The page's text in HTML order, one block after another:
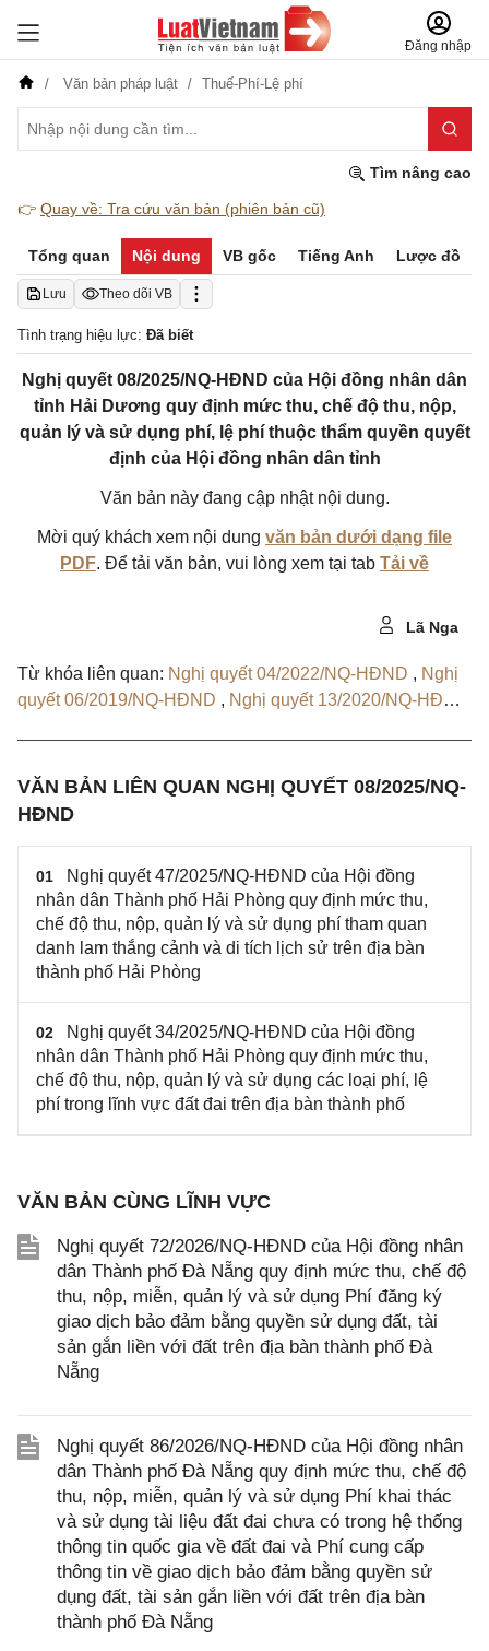
Đăng nhập
Văn bản pháp luật Thuế-Phí-Lệ phí
Tìm nâng cao
👉 Quay về: Tra cứu văn bản (phiên bản cũ)
Tổng quan Nội dung VB gốc Tiếng Anh Lược đồ
Lưu Theo dõi VB
Tình trạng hiệu lực: Đã biết
Nghị quyết 08/2025/NQ-HĐND của Hội đồng nhân dân
tỉnh Hải Dương quy định mức thu, chế độ thu, nộp,
quản lý và sử dụng phí, lệ phí thuộc thẩm quyền quyết
định của Hội đồng nhân dân tỉnh
Văn bản này đang cập nhật nội dung.
Mời quý khách xem nội dung văn bản dưới dạng file
PDF. Để tải văn bản, vui lòng xem tại tab Tải về
Lã Nga
Từ khóa liên quan: Nghị quyết 04/2022/NQ-HĐND , Nghị
quyết 06/2019/NQ-HĐND , Nghị quyết 13/2020/NQ-HĐND
27/2024/NQ-HĐND, Nghị quyết 34/2025/NQ-HĐND,
Nghị quyết 47/2025/NQ-HĐND
VĂN BẢN LIÊN QUAN NGHỊ QUYẾT 08/2025/NQ-
HĐND
01
Nghị quyết 47/2025/NQ-HĐND của Hội đồng
nhân dân Thành phố Hải Phòng quy định mức thu,
chế độ thu, nộp, quản lý và sử dụng phí tham quan
danh lam thắng cảnh và di tích lịch sử trên địa bàn
thành phố Hải Phòng
02
Nghị quyết 34/2025/NQ-HĐND của Hội đồng
nhân dân Thành phố Hải Phòng quy định mức thu,
chế độ thu, nộp, quản lý và sử dụng các loại phí, lệ
phí trong lĩnh vực đất đai trên địa bàn thành phố
VĂN BẢN CÙNG LĨNH VỰC
Nghị quyết 72/2026/NQ-HĐND của Hội đồng nhân
dân Thành phố Đà Nẵng quy định mức thu, chế độ
thu, nộp, miễn, quản lý và sử dụng Phí đăng ký
giao dịch bảo đảm bằng quyền sử dụng đất, tài
sản gắn liền với đất trên địa bàn thành phố Đà
Nẵng
Nghị quyết 86/2026/NQ-HĐND của Hội đồng nhân
dân Thành phố Đà Nẵng quy định mức thu, chế độ
thu, nộp, miễn, quản lý và sử dụng Phí khai thác
và sử dụng tài liệu đất đai chưa có trong hệ thống
thông tin quốc gia về đất đai và Phí cung cấp
thông tin về giao dịch bảo đảm bằng quyền sử
dụng đất, tài sản gắn liền với đất trên địa bàn
thành phố Đà Nẵng